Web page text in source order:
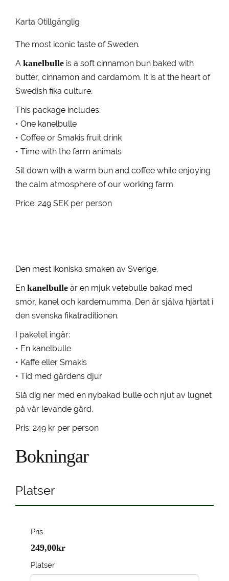
Karta Otillgänglig
The most iconic taste of Sweden.
A kanelbulle is a soft cinnamon bun baked with
butter, cinnamon and cardamom. It is at the heart of
Swedish fika culture.
This package includes:
• One kanelbulle
• Coffee or Smakis fruit drink
• Time with the farm animals
Sit down with a warm bun and coffee while enjoying
the calm atmosphere of our working farm.
Price: 249 SEK per person
Den mest ikoniska smaken av Sverige.
En kanelbulle är en mjuk vetebulle bakad med
smör, kanel och kardemumma. Den är själva hjärtat i
den svenska fikatraditionen.
I paketet ingår:
• En kanelbulle
• Kaffe eller Smakis
• Tid med gårdens djur
Slå dig ner med en nybakad bulle och njut av lugnet
på vår levande gård.
Pris: 249 kr per person
Bokningar
Platser
Pris
249,00kr
Platser